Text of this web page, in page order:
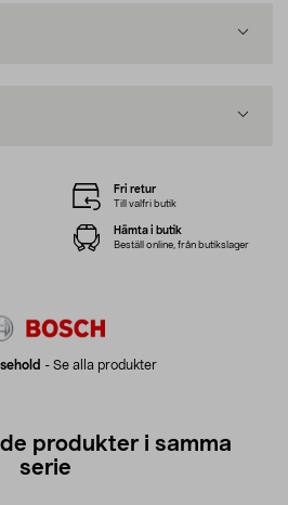
- Se alla produkter
Fri retur
Till valfri butik
Hämta i butik
Beställ online, från butikslager
produkter i samma
serie